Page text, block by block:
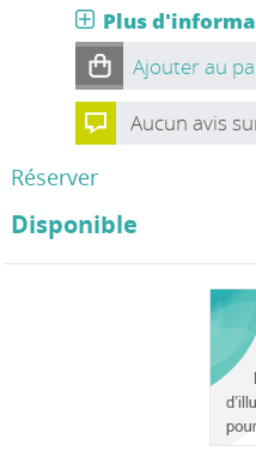
Plus
Ajouter au
Aucun avis
Réserver
Disponible